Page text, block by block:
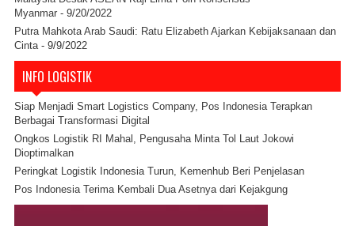
Myanmar - 9/20/2022
Putra Mahkota Arab Saudi: Ratu Elizabeth Ajarkan Kebijaksanaan dan
Cinta- 9/9/2022
INFO LOGISTIK
Siap Menjadi Smart Logistics Company, Pos Indonesia Terapkan
Berbagai Transformasi Digital
Ongkos Logistik RI Mahal, Pengusaha Minta Tol Laut Jokowi
Dioptimalkan
Peringkat Logistik Indonesia Turun, Kemenhub Beri Penjelasan
Pos Indonesia Terima Kembali Dua Asetnya dari Kejakgung